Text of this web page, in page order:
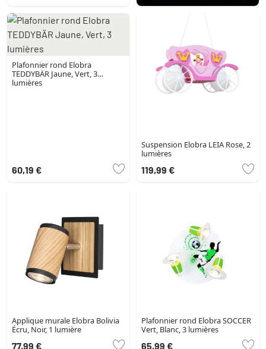
Plafonnier rond Elobra
TEDDYBÄR Jaune, Vert, 3
lumières
60,19 €
Suspension Elobra LEIA Rose, 2
lumières
119,99 €
Applique murale Elobra Bolivia
Écru, Noir, 1 lumière
77,99 €
Plafonnier rond Elobra SOCCER
Vert, Blanc, 3 lumières
65,99 €